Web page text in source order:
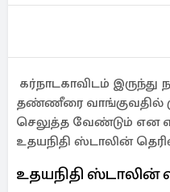
கர்நாடகாவிடம்
தண்ணீரை வாங்குவதில்
செலுத்த வேண்டும் என
உதயநிதி ஸ்டாலின்
உதயநிதி ஸ்டாலின்